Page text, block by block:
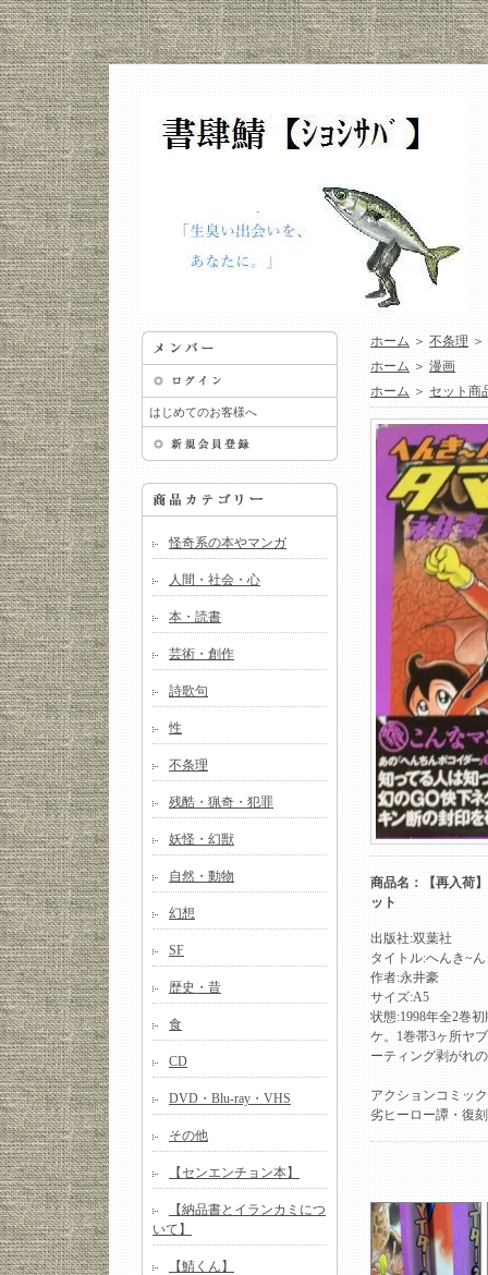
はじめてのお客様へ
怪奇系の本やマンガ
人間・社会・心
本・読書
芸術・創作
詩歌句
性
不条理
残酷・猟奇・犯罪
妖怪・幻獣
自然・動物
幻想
SF
歴史・昔
食
CD
DVD・Blu-ray・VHS
その他
【センエンチョン本】
【納品書とイランカミにつ
いて】
【鯖くん】
ホーム ＞ 不条理 ＞
ホーム ＞ 漫画
ホーム ＞ セット商
商品名：【再入荷
ット
出版社:双葉社
タイトル:へんき~
作者:永井豪
サイズ:A5
状態:1998年全2巻
ケ。1巻帯3ヶ所ヤ
ーティング剥がれ
アクションコミッ
劣ヒーロー譚・復